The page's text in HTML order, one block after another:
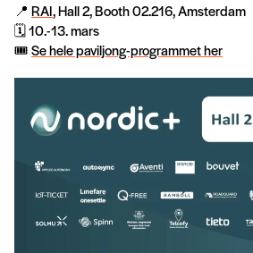
📍 RAI, Hall 2, Booth 02.216, Amsterdam
🗓️ 10.-13. mars
🎟️Se hele paviljong-programmet her